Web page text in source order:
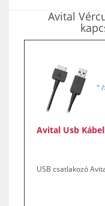
Avital
"
Avital Usb
USB csatlakozó